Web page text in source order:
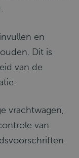
en
Dit is
van de
vrachtwagen,
van